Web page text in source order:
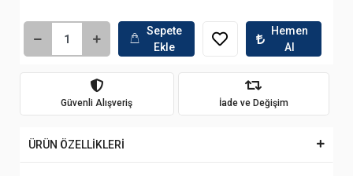
Sepete
Ekle
Hemen
Al
Güvenli Alışveriş İade ve Değişim
ÜRÜN ÖZELLİKLERİ